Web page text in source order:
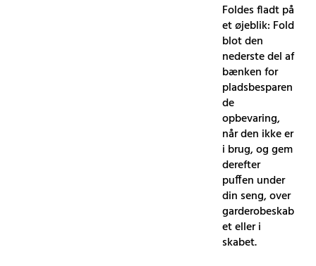
Foldes fladt på
et øjeblik: Fold
blot den
nederste del af
bænken for
pladsbesparen
de
opbevaring,
når den ikke er
i brug, og gem
derefter
puffen under
din seng, over
garderobeskab
et eller i
skabet.